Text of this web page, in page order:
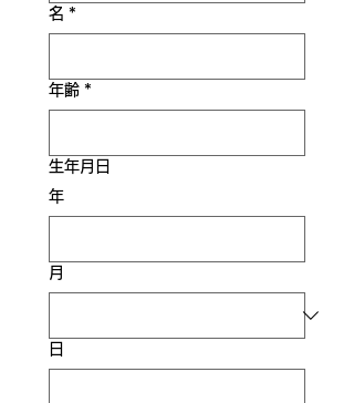
名 *
年齢 *
生年月日
年
月
日